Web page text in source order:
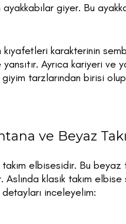
ayakkabılar giyer. Bu
kıyafetleri karakterinin
Ayrıca kariyeri ve
tarzlarından birisi
ve Beyaz
elbisesidir. Bu beyaz
klasik takım
inceleyelim: